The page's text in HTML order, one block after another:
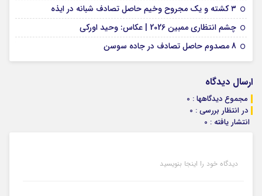
۳ کشته و یک مجروح وخیم حاصل تصادف شبانه در ایذه
چشم انتظاری ممبین 2026 | عکاس: وحید اورکی
8 مصدوم حاصل تصادف در جاده سوسن
ارسال دیدگاه
مجموع دیدگاهها : 0
در انتظار بررسی : 0
انتشار یافته : 0
دیدگاه خود را اینجا بنویسید